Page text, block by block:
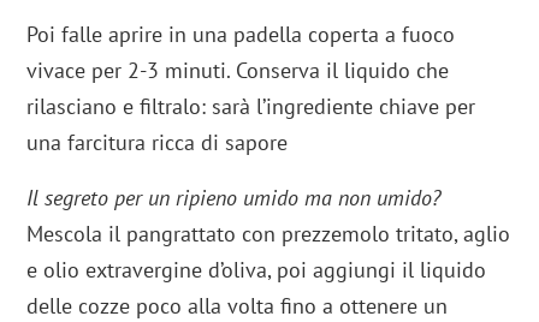
Poi falle aprire in una padella coperta a fuoco
vivace per 2-3 minuti. Conserva il liquido che
rilasciano e filtralo: sarà l’ingrediente chiave per
una farcitura ricca di sapore
Il segreto per un ripieno umido ma non umido?
Mescola il pangrattato con prezzemolo tritato, aglio
e olio extravergine d’oliva, poi aggiungi il liquido
delle cozze poco alla volta fino a ottenere un